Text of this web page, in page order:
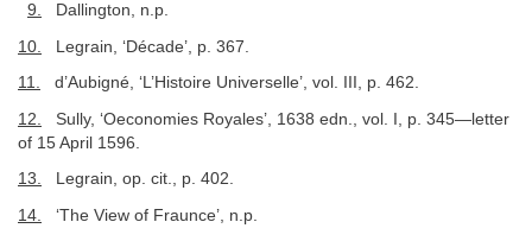
9. Dallington, n.p.
10. Legrain, ‘Décade’, p. 367.
11. d’Aubigné, ‘L’Histoire Universelle’, vol. III, p. 462.
12.
Sully, ‘Oeconomies Royales’, 1638 edn., vol. I, p. 345—letter
of 15 April 1596.
13. Legrain, op. cit., p. 402.
14. ‘The View of Fraunce’, n.p.